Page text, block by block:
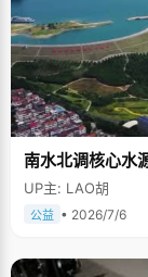
南水北调核心水
UP主: LAO胡
公益 • 2026/7/6